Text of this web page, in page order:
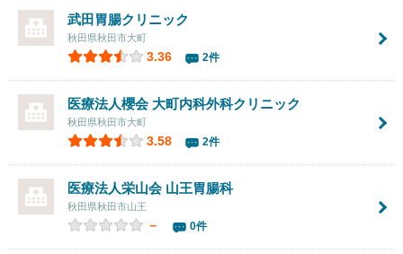
武田胃腸クリニック
秋田県秋田市大町
3.36 2件
医療法人櫻会 大町内科外科クリニック
秋田県秋田市大町
3.58 2件
医療法人栄山会 山王胃腸科
秋田県秋田市山王
－ 0件